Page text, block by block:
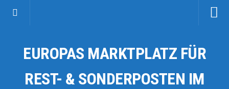
Kategorien
Auto & Motorrad
EUROPAS MARKTPLATZ FÜR
REST- & SONDERPOSTEN IM